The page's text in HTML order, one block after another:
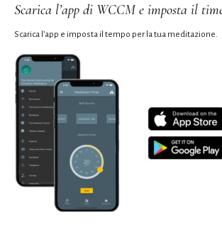
Scarica l’app di WCCM e imposta il
Scarica l’app e imposta il tempo per la tua meditazione.